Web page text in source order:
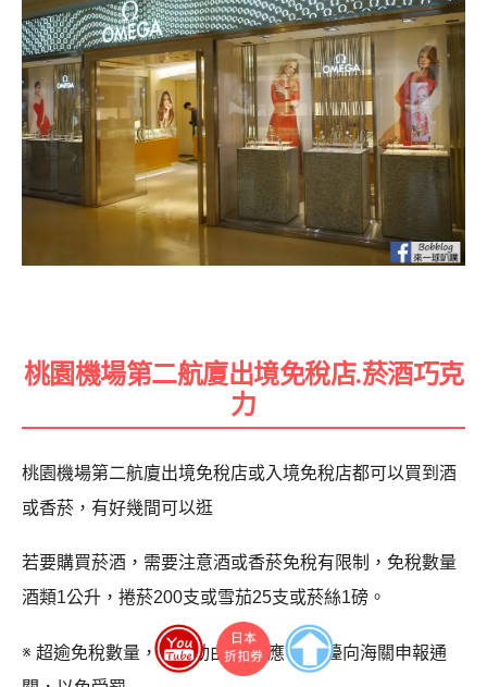
桃園機場第二航廈出境免稅店.菸酒巧克
力
桃園機場第二航廈出境免稅店或入境免稅店都可以買到酒
或香菸，有好幾間可以逛
若要購買菸酒，需要注意酒或香菸免稅有限制，免稅數量
酒類1公升，捲菸200支或雪茄25支或菸絲1磅。
※ 超逾免稅數量，請主動由紅線(應申報)檯向海關申報通